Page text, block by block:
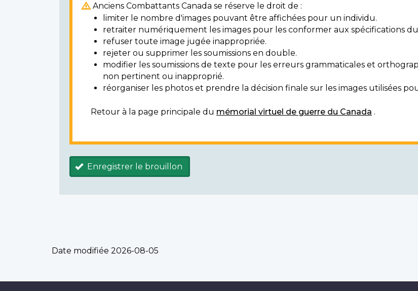
Anciens Combattants Canada se réserve le droit de :
limiter le nombre d'images pouvant être affichées pour un individu.
retraiter numériquement les images pour les conformer aux spécifications du
refuser toute image jugée inappropriée.
rejeter ou supprimer les soumissions en double.
modifier les soumissions de texte pour les erreurs grammaticales et
non pertinent ou inapproprié.
réorganiser les photos et prendre la décision finale sur les images utilisées
Retour à la page principale du mémorial virtuel de guerre du Canada .
Enregistrer le brouillon
Date modifiée 2026-08-05